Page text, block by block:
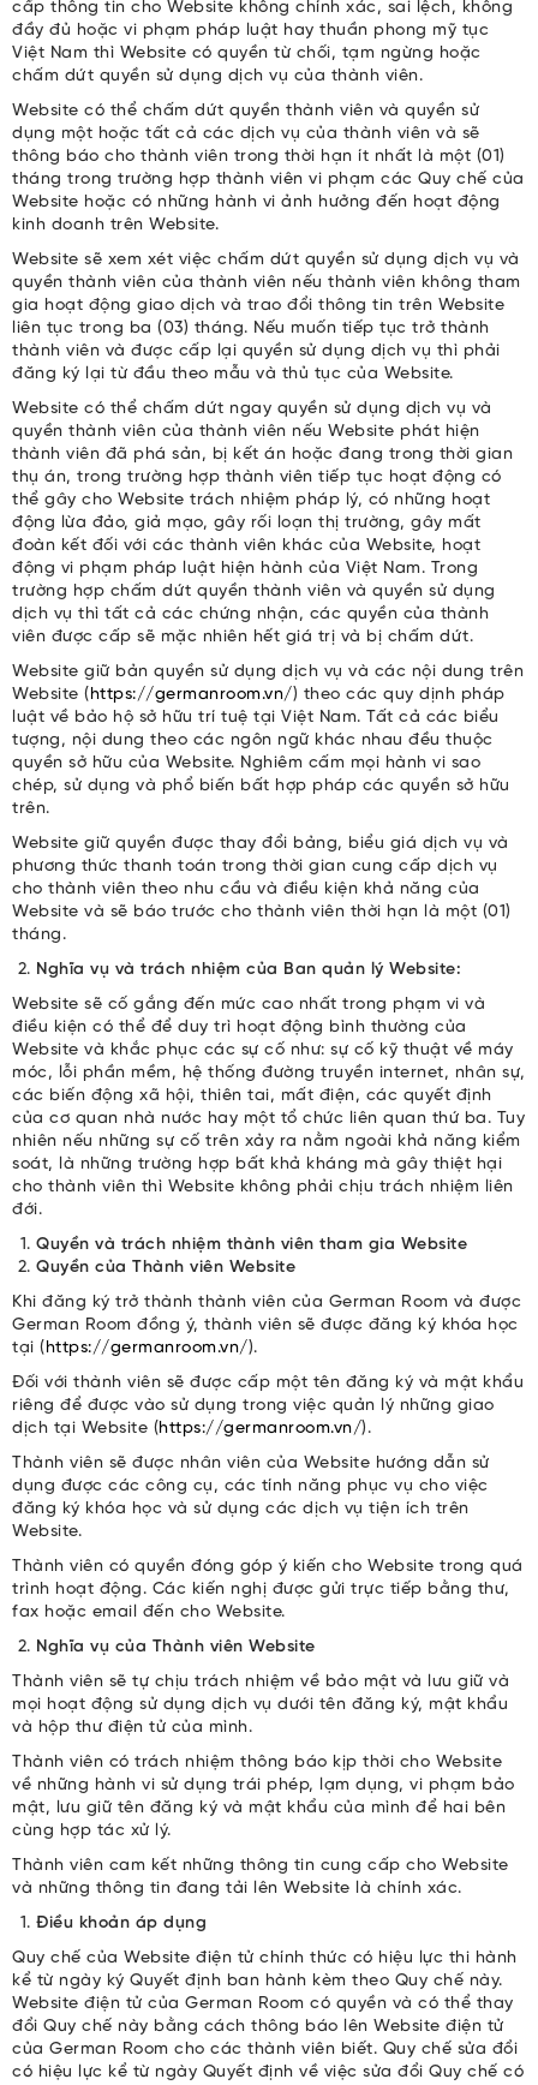
cấp thông tin cho Website không chính xác, sai lệch, không
đầy đủ hoặc vi phạm pháp luật hay thuần phong mỹ tục
Việt Nam thì Website có quyền từ chối, tạm ngừng hoặc
chấm dứt quyền sử dụng dịch vụ của thành viên.
Website có thể chấm dứt quyền thành viên và quyền sử
dụng một hoặc tất cả các dịch vụ của thành viên và sẽ
thông báo cho thành viên trong thời hạn ít nhất là một (01)
tháng trong trường hợp thành viên vi phạm các Quy chế của
Website hoặc có những hành vi ảnh hưởng đến hoạt động
kinh doanh trên Website.
Website sẽ xem xét việc chấm dứt quyền sử dụng dịch vụ và
quyền thành viên của thành viên nếu thành viên không tham
gia hoạt động giao dịch và trao đổi thông tin trên Website
liên tục trong ba (03) tháng. Nếu muốn tiếp tục trở thành
thành viên và được cấp lại quyền sử dụng dịch vụ thì phải
đăng ký lại từ đầu theo mẫu và thủ tục của Website.
Website có thể chấm dứt ngay quyền sử dụng dịch vụ và
quyền thành viên của thành viên nếu Website phát hiện
thành viên đã phá sản, bị kết án hoặc đang trong thời gian
thụ án, trong trường hợp thành viên tiếp tục hoạt động có
thể gây cho Website trách nhiệm pháp lý, có những hoạt
động lừa đảo, giả mạo, gây rối loạn thị trường, gây mất
đoàn kết đối với các thành viên khác của Website, hoạt
động vi phạm pháp luật hiện hành của Việt Nam. Trong
trường hợp chấm dứt quyền thành viên và quyền sử dụng
dịch vụ thì tất cả các chứng nhận, các quyền của thành
viên được cấp sẽ mặc nhiên hết giá trị và bị chấm dứt.
Website giữ bản quyền sử dụng dịch vụ và các nội dung trên
Website (https://germanroom.vn/) theo các quy dịnh pháp
luật về bảo hộ sở hữu trí tuệ tại Việt Nam. Tất cả các biểu
tượng, nội dung theo các ngôn ngữ khác nhau đều thuộc
quyền sở hữu của Website. Nghiêm cấm mọi hành vi sao
chép, sử dụng và phổ biến bất hợp pháp các quyền sở hữu
trên.
Website giữ quyền được thay đổi bảng, biểu giá dịch vụ và
phương thức thanh toán trong thời gian cung cấp dịch vụ
cho thành viên theo nhu cầu và điều kiện khả năng của
Website và sẽ báo trước cho thành viên thời hạn là một (01)
tháng.
Nghĩa vụ và trách nhiệm của Ban quản lý Website:
Website sẽ cố gắng đến mức cao nhất trong phạm vi và
điều kiện có thể để duy trì hoạt động bình thường của
Website và khắc phục các sự cố như: sự cố kỹ thuật về máy
móc, lỗi phần mềm, hệ thống đường truyền internet, nhân sự,
các biến động xã hội, thiên tai, mất điện, các quyết định
của cơ quan nhà nước hay một tổ chức liên quan thứ ba. Tuy
nhiên nếu những sự cố trên xảy ra nằm ngoài khả năng kiểm
soát, là những trường hợp bất khả kháng mà gây thiệt hại
cho thành viên thì Website không phải chịu trách nhiệm liên
đới.
Quyền và trách nhiệm thành viên tham gia Website
Quyền của Thành viên Website
Khi đăng ký trở thành thành viên của German Room và được
German Room đồng ý, thành viên sẽ được đăng ký khóa học
tại (https://germanroom.vn/).
Đối với thành viên sẽ được cấp một tên đăng ký và mật khẩu
riêng để được vào sử dụng trong việc quản lý những giao
dịch tại Website (https://germanroom.vn/).
Thành viên sẽ được nhân viên của Website hướng dẫn sử
dụng được các công cụ, các tính năng phục vụ cho việc
đăng ký khóa học và sử dụng các dịch vụ tiện ích trên
Website.
Thành viên có quyền đóng góp ý kiến cho Website trong quá
trình hoạt động. Các kiến nghị được gửi trực tiếp bằng thư,
fax hoặc email đến cho Website.
Nghĩa vụ của Thành viên Website
Thành viên sẽ tự chịu trách nhiệm về bảo mật và lưu giữ và
mọi hoạt động sử dụng dịch vụ dưới tên đăng ký, mật khẩu
và hộp thư điện tử của mình.
Thành viên có trách nhiệm thông báo kịp thời cho Website
về những hành vi sử dụng trái phép, lạm dụng, vi phạm bảo
mật, lưu giữ tên đăng ký và mật khẩu của mình để hai bên
cùng hợp tác xử lý.
Thành viên cam kết những thông tin cung cấp cho Website
và những thông tin đang tải lên Website là chính xác.
Điều khoản áp dụng
Quy chế của Website điện tử chính thức có hiệu lực thi hành
kể từ ngày ký Quyết định ban hành kèm theo Quy chế này.
Website điện tử của German Room có quyền và có thể thay
đổi Quy chế này bằng cách thông báo lên Website điện tử
của German Room cho các thành viên biết. Quy chế sửa đổi
có hiệu lực kể từ ngày Quyết định về việc sửa đổi Quy chế có